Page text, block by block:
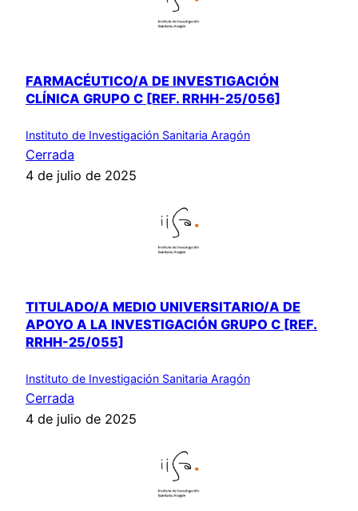
FARMACÉUTICO/A DE INVESTIGACIÓN
CLÍNICA GRUPO C [REF. RRHH-25/056]
Instituto de Investigación Sanitaria Aragón
Cerrada
4 de julio de 2025
TITULADO/A MEDIO UNIVERSITARIO/A DE
APOYO A LA INVESTIGACIÓN GRUPO C [REF.
RRHH-25/055]
Instituto de Investigación Sanitaria Aragón
Cerrada
4 de julio de 2025